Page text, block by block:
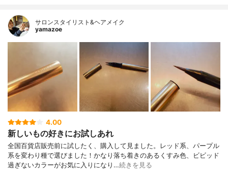
サロンスタイリスト&ヘアメイク
yamazoe
4.00
新しいもの好きにお試しあれ
全国百貨店販売前に試したく、購入して見ました。レッド系、パープル
系を変わり種で選びました！かなり落ち着きのあるくすみ色、ビビッド
過ぎないカラーがお気に入りになり…続きを見る